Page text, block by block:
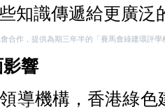
知識傳遞給更廣泛
合作，提供為期三年半的「賽馬會綠建環評
響
導機構，香港綠